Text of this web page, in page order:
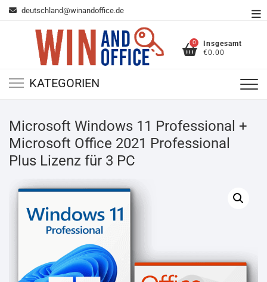
Zum deutschland@winandoffice.de
0
Insgesamt
€0.00
KATEGORIEN
Microsoft Windows 11 Professional +
Microsoft Office 2021 Professional
Plus Lizenz für 3 PC